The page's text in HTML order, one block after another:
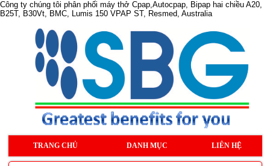
Công ty chúng tôi phân phối máy thở Cpap,Autocpap, Bipap hai chiều A20,
B25T, B30Vt, BMC, Lumis 150 VPAP ST, Resmed, Australia
TRANG CHỦ DANH MỤC LIÊN HỆ